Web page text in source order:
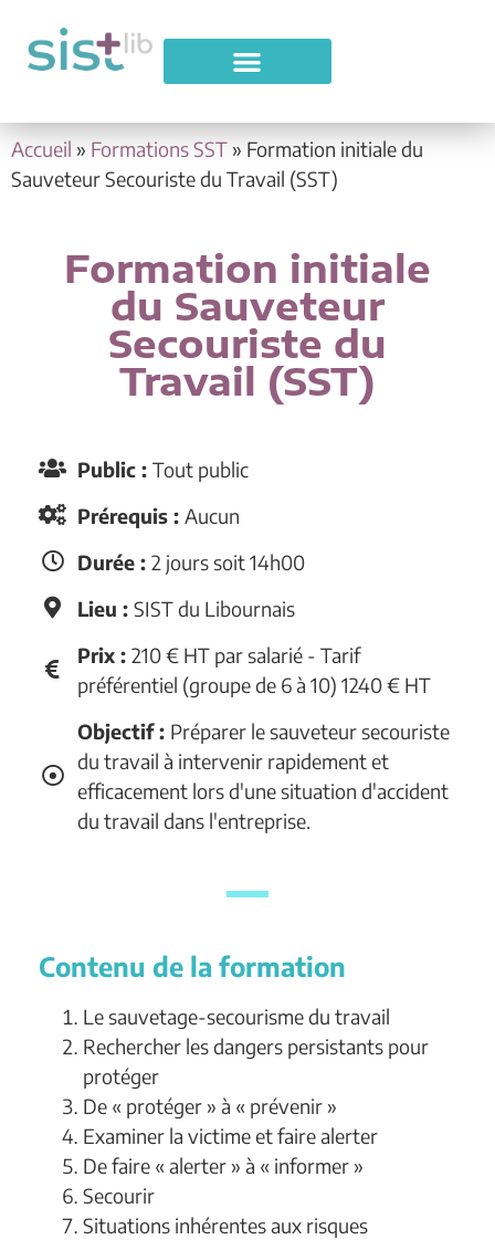
Accueil » Formations SST» Formation initiale du
Sauveteur Secouriste du Travail (SST)
Formation initiale
du Sauveteur
Secouriste du
Travail (SST)
Public : Tout public
Prérequis : Aucun
Durée : 2 jours soit 14h00
Lieu : SIST du Libournais
Prix : 210 € HT par salarié - Tarif
préférentiel (groupe de 6 à 10) 1240 € HT
Objectif : Préparer le sauveteur secouriste
du travail à intervenir rapidement et
efficacement lors d'une situation d'accident
du travail dans l'entreprise.
Contenu de la formation
Le sauvetage-secourisme du travail
Rechercher les dangers persistants pour
protéger
De « protéger » à « prévenir »
Examiner la victime et faire alerter
De faire « alerter » à « informer »
Secourir
Situations inhérentes aux risques